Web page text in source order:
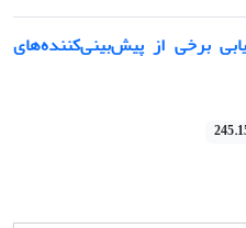
برخی از پیش‌بینی‌کننده‌های